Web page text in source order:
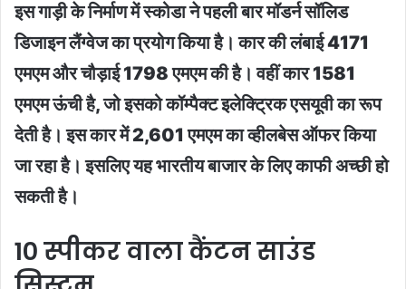
इस गाड़ी के निर्माण में स्कोडा ने पहली बार मॉडर्न सॉलिड
डिजाइन लैंग्वेज का प्रयोग किया है। कार की लंबाई 4171
एमएम और चौड़ाई 1798 एमएम की है। वहीं कार 1581
एमएम ऊंची है, जो इसको कॉम्पैक्ट इलेक्ट्रिक एसयूवी का रूप
देती है। इस कार में 2,601 एमएम का व्हीलबेस ऑफर किया
जा रहा है। इसलिए यह भारतीय बाजार के लिए काफी अच्छी हो
सकती है।
10 स्पीकर वाला कैंटन साउंड